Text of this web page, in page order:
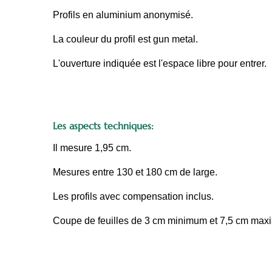
Profils en aluminium anonymisé.
La couleur du profil est gun metal.
L'ouverture indiquée est l'espace libre pour entrer.
Les aspects techniques:
Il mesure 1,95 cm.
Mesures entre 130 et 180 cm de large.
Les profils avec compensation inclus.
Coupe de feuilles de 3 cm minimum et 7,5 cm